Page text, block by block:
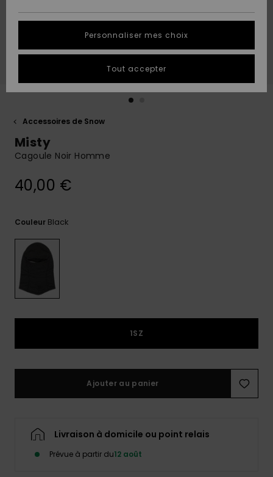
A
Découvrir
A
Découvrir
AIDE &
CONTACT
Démarrez
pour obtenir
plus rapide
Démarrer
la FAQ
COLLECTION
CARTE
CADEAU
LISTE DE
SOUHAITS
Accessoires de Snow
Misty
Cagoule Noir Homme
40,00 €
Couleur Black
1SZ
Ajouter au panier
Livraison à domicile ou point relais
Prévue à partir du12 août
Personnaliser mes choix
Tout accepter